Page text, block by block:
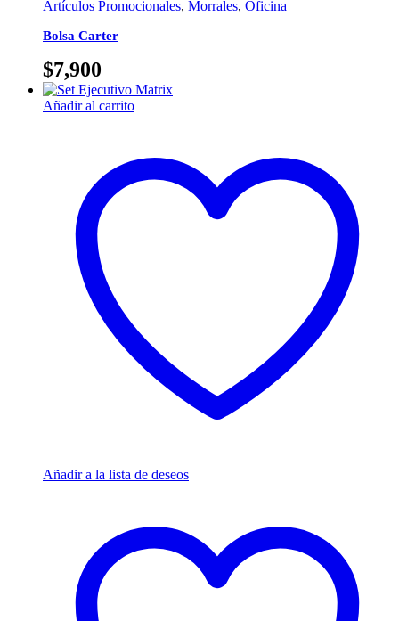
Artículos Promocionales, Morrales, Oficina
Bolsa Carter
$7,900
Añadir al carrito
Añadir a la lista de deseos